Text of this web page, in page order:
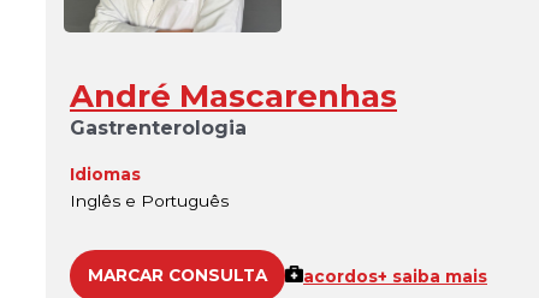
André Mascarenhas
Gastrenterologia
Idiomas
Inglês e Português
MARCAR CONSULTA acordos+ saiba mais